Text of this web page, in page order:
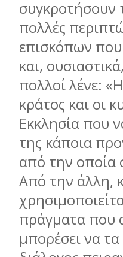
συγκροτήσουν
πολλές
επισκόπων που
και,
πολλοί λένε:
κράτος και οι
Εκκλησία που
της κάποια
από την
Από την άλλη,
πράγματα που
μπορέσει να τα